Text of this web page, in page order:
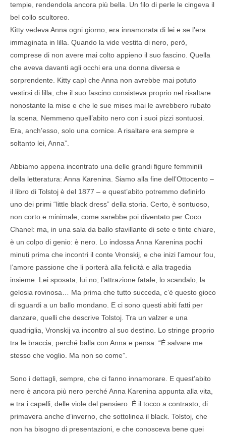
tempie, rendendola ancora più bella. Un filo di perle le cingeva il
bel collo scultoreo.
Kitty vedeva Anna ogni giorno, era innamorata di lei e se l’era
immaginata in lilla. Quando la vide vestita di nero, però,
comprese di non avere mai colto appieno il suo fascino. Quella
che aveva davanti agli occhi era una donna diversa e
sorprendente. Kitty capì che Anna non avrebbe mai potuto
vestirsi di lilla, che il suo fascino consisteva proprio nel risaltare
nonostante la mise e che le sue mises mai le avrebbero rubato
la scena. Nemmeno quell’abito nero con i suoi pizzi sontuosi.
Era, anch’esso, solo una cornice. A risaltare era sempre e
soltanto lei, Anna”.
Abbiamo appena incontrato una delle grandi figure femminili
della letteratura: Anna Karenina. Siamo alla fine dell’Ottocento –
il libro di Tolstoj è del 1877 – e quest’abito potremmo definirlo
uno dei primi “little black dress” della storia. Certo, è sontuoso,
non corto e minimale, come sarebbe poi diventato per Coco
Chanel: ma, in una sala da ballo sfavillante di sete e tinte chiare,
è un colpo di genio: è nero. Lo indossa Anna Karenina pochi
minuti prima che incontri il conte Vronskij, e che inizi l’amour fou,
l’amore passione che li porterà alla felicità e alla tragedia
insieme. Lei sposata, lui no; l’attrazione fatale, lo scandalo, la
gelosia rovinosa… Ma prima che tutto succeda, c’è questo gioco
di sguardi a un ballo mondano. E ci sono questi abiti fatti per
danzare, quelli che descrive Tolstoj. Tra un valzer e una
quadriglia, Vronskij va incontro al suo destino. Lo stringe proprio
tra le braccia, perché balla con Anna e pensa: “È salvare me
stesso che voglio. Ma non so come”.
Sono i dettagli, sempre, che ci fanno innamorare. E quest’abito
nero è ancora più nero perché Anna Karenina appunta alla vita,
e tra i capelli, delle viole del pensiero. È il tocco a contrasto, di
primavera anche d’inverno, che sottolinea il black. Tolstoj, che
non ha bisogno di presentazioni, e che conosceva bene quei